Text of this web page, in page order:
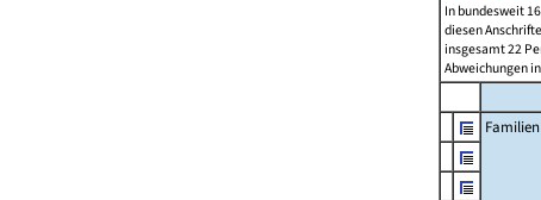
In bundesweit
diesen
insgesamt 22
Abweichungen
Familien